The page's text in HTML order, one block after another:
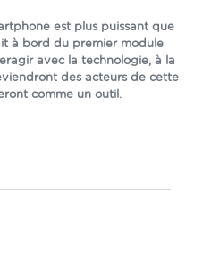
est plus puissant que
à bord du premier module
avec la technologie, à la
des acteurs de cette
comme un outil.